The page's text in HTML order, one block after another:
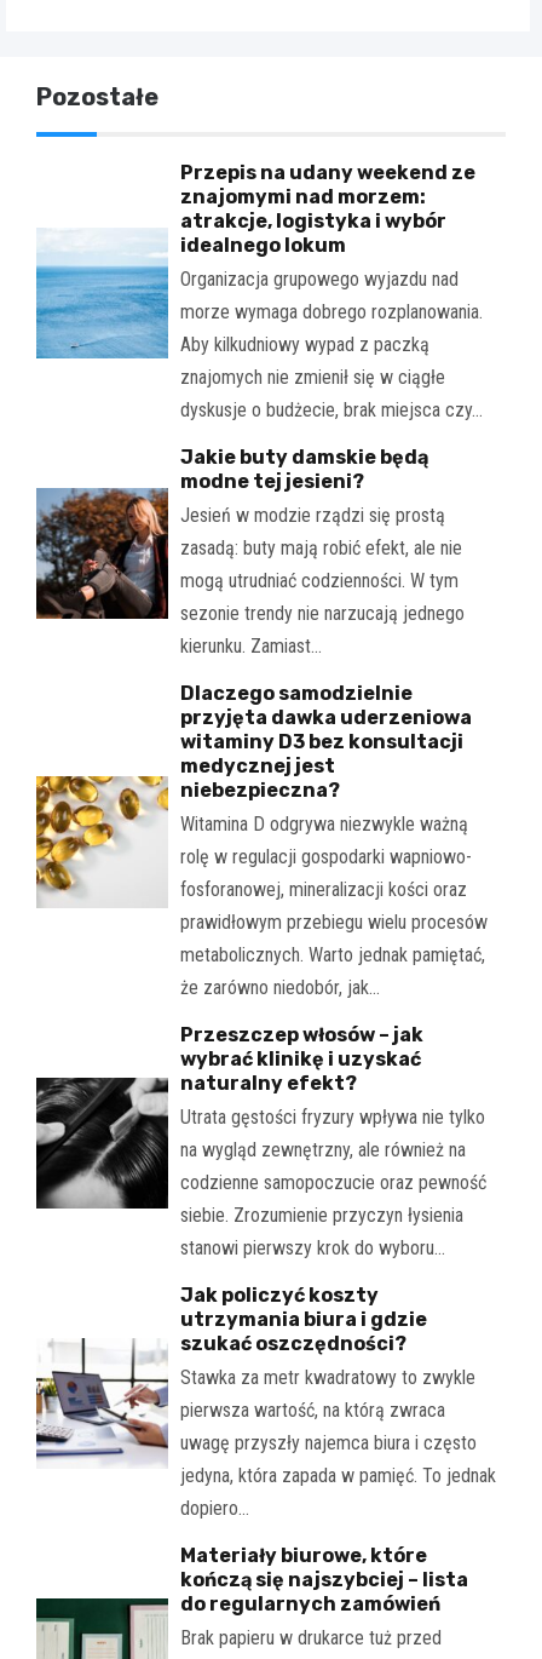
Pozostałe
Przepis na udany weekend ze
znajomymi nad morzem:
atrakcje, logistyka i wybór
idealnego lokum
Organizacja grupowego wyjazdu nad
morze wymaga dobrego rozplanowania.
Aby kilkudniowy wypad z paczką
znajomych nie zmienił się w ciągłe
dyskusje o budżecie, brak miejsca czy…
Jakie buty damskie będą
modne tej jesieni?
Jesień w modzie rządzi się prostą
zasadą: buty mają robić efekt, ale nie
mogą utrudniać codzienności. W tym
sezonie trendy nie narzucają jednego
kierunku. Zamiast…
Dlaczego samodzielnie
przyjęta dawka uderzeniowa
witaminy D3 bez konsultacji
medycznej jest
niebezpieczna?
Witamina D odgrywa niezwykle ważną
rolę w regulacji gospodarki wapniowo-
fosforanowej, mineralizacji kości oraz
prawidłowym przebiegu wielu procesów
metabolicznych. Warto jednak pamiętać,
że zarówno niedobór, jak…
Przeszczep włosów – jak
wybrać klinikę i uzyskać
naturalny efekt?
Utrata gęstości fryzury wpływa nie tylko
na wygląd zewnętrzny, ale również na
codzienne samopoczucie oraz pewność
siebie. Zrozumienie przyczyn łysienia
stanowi pierwszy krok do wyboru…
Jak policzyć koszty
utrzymania biura i gdzie
szukać oszczędności?
Stawka za metr kwadratowy to zwykle
pierwsza wartość, na którą zwraca
uwagę przyszły najemca biura i często
jedyna, która zapada w pamięć. To jednak
dopiero…
Materiały biurowe, które
kończą się najszybciej – lista
do regularnych zamówień
Brak papieru w drukarce tuż przed